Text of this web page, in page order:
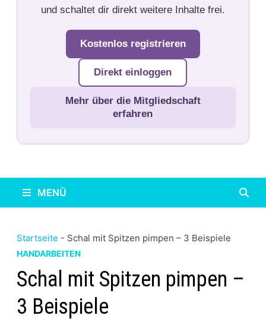
und schaltet dir direkt weitere Inhalte frei.
Kostenlos registrieren
Direkt einloggen
Mehr über die Mitgliedschaft
erfahren
MENÜ
Startseite - Schal mit Spitzen pimpen – 3 Beispiele
HANDARBEITEN
Schal mit Spitzen pimpen –
3 Beispiele